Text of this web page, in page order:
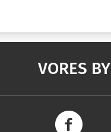
VORES BY